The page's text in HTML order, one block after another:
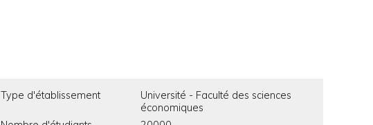
Type d'établissement
Université - Faculté des sciences
économiques